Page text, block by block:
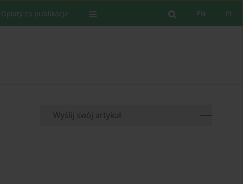
PL
EN
Opłaty za publikacje
Wyślij swój artykuł